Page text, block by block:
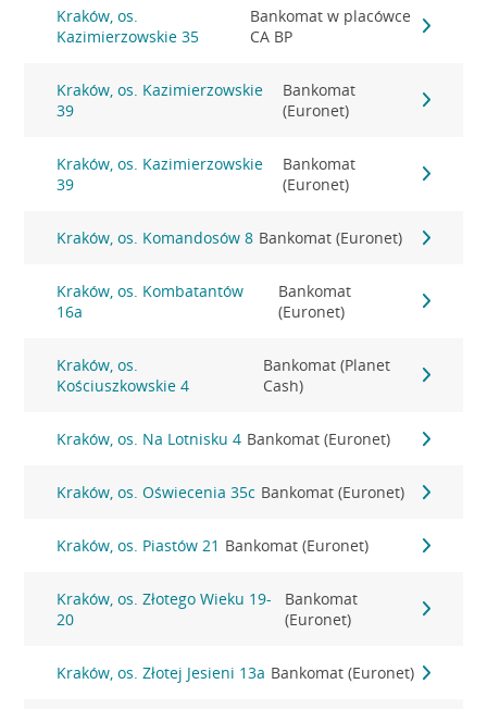
Kraków, os.
Kazimierzowskie 35
Bankomat w placówce
CA BP
Kraków, os. Kazimierzowskie
39
Bankomat
(Euronet)
Kraków, os. Kazimierzowskie
39
Bankomat
(Euronet)
Kraków, os. Komandosów 8 Bankomat (Euronet)
Kraków, os. Kombatantów
16a
Bankomat
(Euronet)
Kraków, os.
Kościuszkowskie 4
Bankomat (Planet
Cash)
Kraków, os. Na Lotnisku 4 Bankomat (Euronet)
Kraków, os. Oświecenia 35c Bankomat (Euronet)
Kraków, os. Piastów 21 Bankomat (Euronet)
Kraków, os. Złotego Wieku 19-
20
Bankomat
(Euronet)
Kraków, os. Złotej Jesieni 13a Bankomat (Euronet)